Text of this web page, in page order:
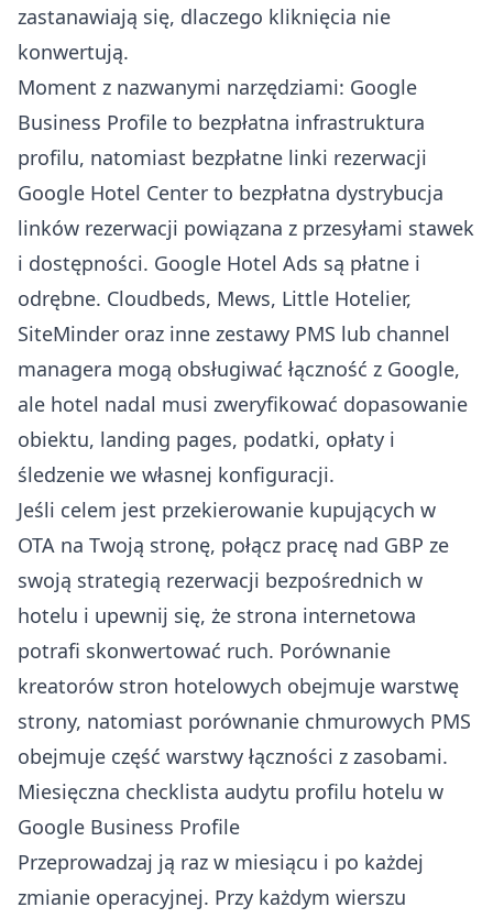
zastanawiają się, dlaczego kliknięcia nie
konwertują.
Moment z nazwanymi narzędziami: Google
Business Profile to bezpłatna infrastruktura
profilu, natomiast bezpłatne linki rezerwacji
Google Hotel Center to bezpłatna dystrybucja
linków rezerwacji powiązana z przesyłami stawek
i dostępności. Google Hotel Ads są płatne i
odrębne. Cloudbeds, Mews, Little Hotelier,
SiteMinder oraz inne zestawy PMS lub channel
managera mogą obsługiwać łączność z Google,
ale hotel nadal musi zweryfikować dopasowanie
obiektu, landing pages, podatki, opłaty i
śledzenie we własnej konfiguracji.
Jeśli celem jest przekierowanie kupujących w
OTA na Twoją stronę, połącz pracę nad GBP ze
swoją strategią rezerwacji bezpośrednich w
hotelu i upewnij się, że strona internetowa
potrafi skonwertować ruch. Porównanie
kreatorów stron hotelowych obejmuje warstwę
strony, natomiast porównanie chmurowych PMS
obejmuje część warstwy łączności z zasobami.
Miesięczna checklista audytu profilu hotelu w
Google Business Profile
Przeprowadzaj ją raz w miesiącu i po każdej
zmianie operacyjnej. Przy każdym wierszu